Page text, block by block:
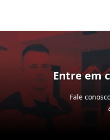
Entre em
Fale